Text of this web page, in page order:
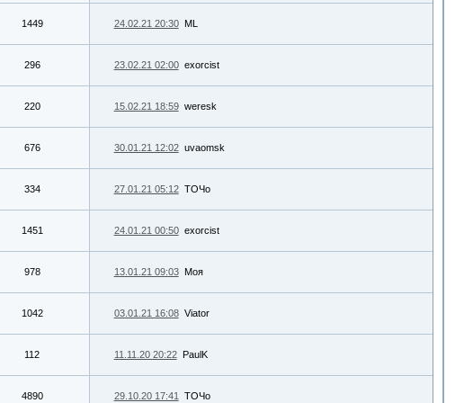
1449 24.02.21 20:30 ML
296 23.02.21 02:00 exorcist
220 15.02.21 18:59 weresk
676 30.01.21 12:02 uvaomsk
334 27.01.21 05:12 ТОЧо
1451 24.01.21 00:50 exorcist
978 13.01.21 09:03 Моя
1042 03.01.21 16:08 Viator
112 11.11.20 20:22 PaulK
4890 29.10.20 17:41 ТОЧо